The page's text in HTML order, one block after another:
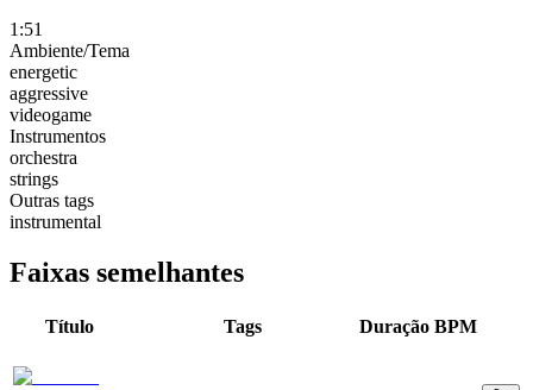
1:51
Ambiente/Tema
energetic
aggressive
videogame
Instrumentos
orchestra
strings
Outras tags
instrumental
Faixas semelhantes
Título Tags Duração BPM